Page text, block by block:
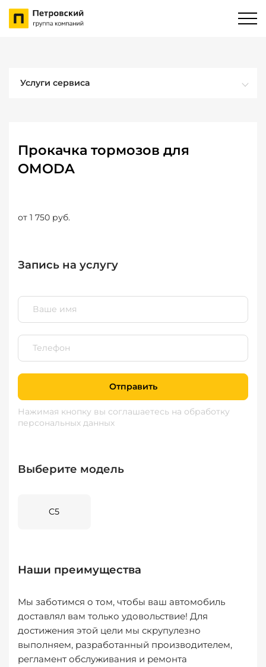
Услуги сервиса
Прокачка тормозов для
OMODA
от 1 750 руб.
Запись на услугу
Отправить
Нажимая кнопку вы соглашаетесь на обработку
персональных данных
Выберите модель
C5
Наши преимущества
Мы заботимся о том, чтобы ваш автомобиль
доставлял вам только удовольствие! Для
достижения этой цели мы скрупулезно
выполняем, разработанный производителем,
регламент обслуживания и ремонта